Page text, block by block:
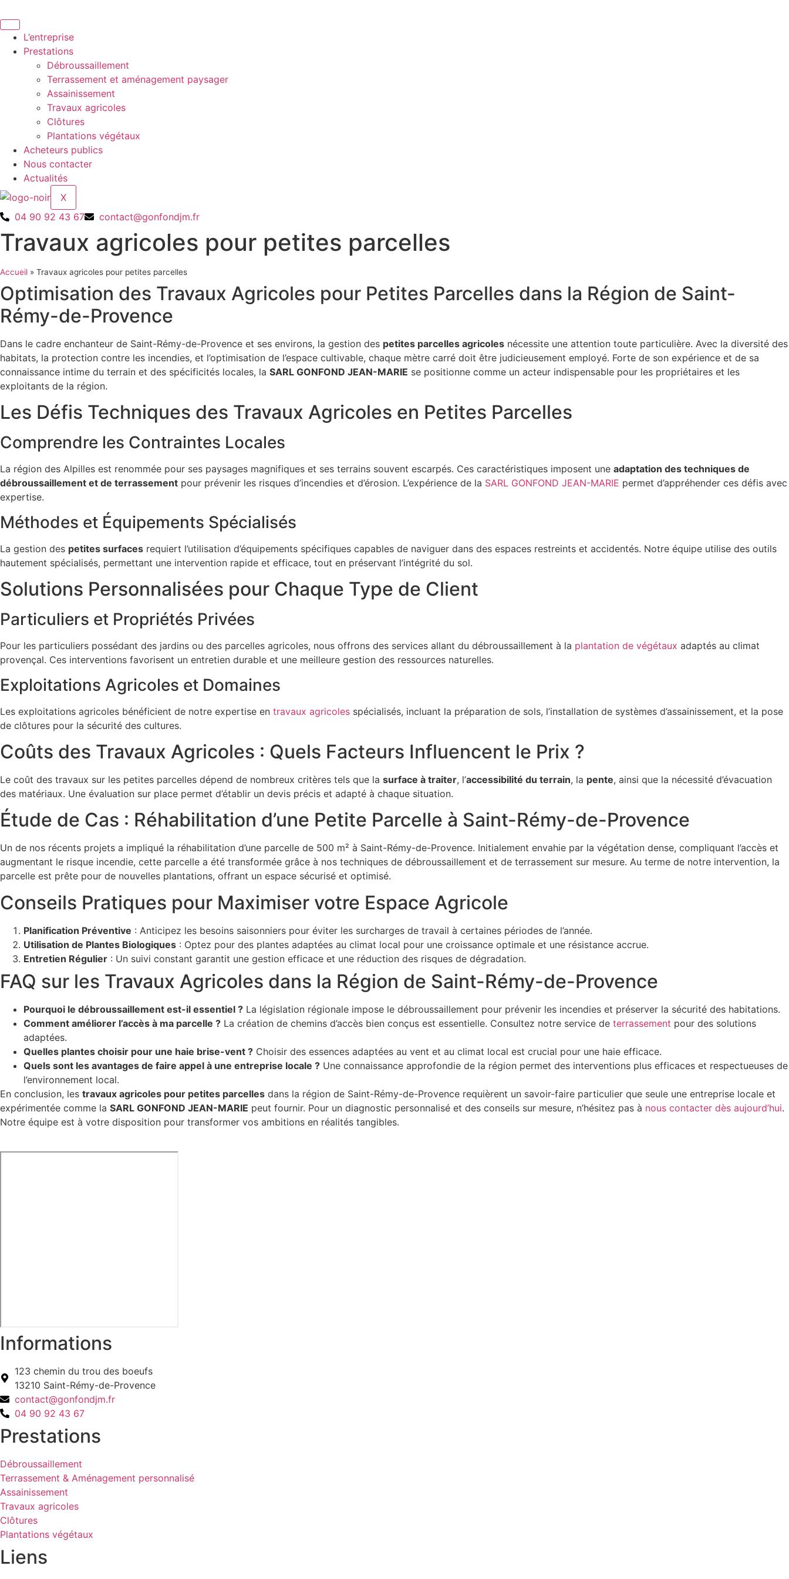
au
contenuL’entreprise
Prestations
Débroussaillement
Terrassement et aménagement paysager
Assainissement
Travaux agricoles
Clôtures
Plantations végétaux
Acheteurs publics
Nous contacter
Actualités
X
04 90 92 43 67
contact@gonfondjm.fr
Travaux agricoles pour petites parcelles
Accueil » Travaux agricoles pour petites parcelles
Optimisation des Travaux Agricoles pour Petites Parcelles dans la Région de Saint-
Rémy-de-Provence
Dans le cadre enchanteur de Saint-Rémy-de-Provence et ses environs, la gestion des petites parcelles agricoles nécessite une attention toute particulière. Avec la diversité des
habitats, la protection contre les incendies, et l’optimisation de l’espace cultivable, chaque mètre carré doit être judicieusement employé. Forte de son expérience et de sa
connaissance intime du terrain et des spécificités locales, la SARL GONFOND JEAN-MARIE se positionne comme un acteur indispensable pour les propriétaires et les
exploitants de la région.
Les Défis Techniques des Travaux Agricoles en Petites Parcelles
Comprendre les Contraintes Locales
La région des Alpilles est renommée pour ses paysages magnifiques et ses terrains souvent escarpés. Ces caractéristiques imposent une adaptation des techniques de
débroussaillement et de terrassement pour prévenir les risques d’incendies et d’érosion. L’expérience de la SARL GONFOND JEAN-MARIE permet d’appréhender ces défis avec
expertise.
Méthodes et Équipements Spécialisés
La gestion des petites surfaces requiert l’utilisation d’équipements spécifiques capables de naviguer dans des espaces restreints et accidentés. Notre équipe utilise des outils
hautement spécialisés, permettant une intervention rapide et efficace, tout en préservant l’intégrité du sol.
Solutions Personnalisées pour Chaque Type de Client
Particuliers et Propriétés Privées
Pour les particuliers possédant des jardins ou des parcelles agricoles, nous offrons des services allant du débroussaillement à la plantation de végétaux adaptés au climat
provençal. Ces interventions favorisent un entretien durable et une meilleure gestion des ressources naturelles.
Exploitations Agricoles et Domaines
Les exploitations agricoles bénéficient de notre expertise en travaux agricoles spécialisés, incluant la préparation de sols, l’installation de systèmes d’assainissement, et la pose
de clôtures pour la sécurité des cultures.
Coûts des Travaux Agricoles : Quels Facteurs Influencent le Prix ?
Le coût des travaux sur les petites parcelles dépend de nombreux critères tels que la surface à traiter, l’accessibilité du terrain, la pente, ainsi que la nécessité d’évacuation
des matériaux. Une évaluation sur place permet d’établir un devis précis et adapté à chaque situation.
Étude de Cas : Réhabilitation d’une Petite Parcelle à Saint-Rémy-de-Provence
Un de nos récents projets a impliqué la réhabilitation d’une parcelle de 500 m² à Saint-Rémy-de-Provence. Initialement envahie par la végétation dense, compliquant l’accès et
augmentant le risque incendie, cette parcelle a été transformée grâce à nos techniques de débroussaillement et de terrassement sur mesure. Au terme de notre intervention, la
parcelle est prête pour de nouvelles plantations, offrant un espace sécurisé et optimisé.
Conseils Pratiques pour Maximiser votre Espace Agricole
Planification Préventive : Anticipez les besoins saisonniers pour éviter les surcharges de travail à certaines périodes de l’année.
Utilisation de Plantes Biologiques : Optez pour des plantes adaptées au climat local pour une croissance optimale et une résistance accrue.
Entretien Régulier : Un suivi constant garantit une gestion efficace et une réduction des risques de dégradation.
FAQ sur les Travaux Agricoles dans la Région de Saint-Rémy-de-Provence
Pourquoi le débroussaillement est-il essentiel ? La législation régionale impose le débroussaillement pour prévenir les incendies et préserver la sécurité des habitations.
Comment améliorer l’accès à ma parcelle ? La création de chemins d’accès bien conçus est essentielle. Consultez notre service de terrassement pour des solutions
adaptées.
Quelles plantes choisir pour une haie brise-vent ? Choisir des essences adaptées au vent et au climat local est crucial pour une haie efficace.
Quels sont les avantages de faire appel à une entreprise locale ? Une connaissance approfondie de la région permet des interventions plus efficaces et respectueuses de
l’environnement local.
En conclusion, les travaux agricoles pour petites parcelles dans la région de Saint-Rémy-de-Provence requièrent un savoir-faire particulier que seule une entreprise locale et
expérimentée comme la SARL GONFOND JEAN-MARIE peut fournir. Pour un diagnostic personnalisé et des conseils sur mesure, n’hésitez pas à nous contacter dès aujourd’hui.
Notre équipe est à votre disposition pour transformer vos ambitions en réalités tangibles.
Informations
123 chemin du trou des boeufs
13210 Saint-Rémy-de-Provence
contact@gonfondjm.fr
04 90 92 43 67
Prestations
Débroussaillement
Terrassement & Aménagement personnalisé
Assainissement
Travaux agricoles
Clôtures
Plantations végétaux
Liens